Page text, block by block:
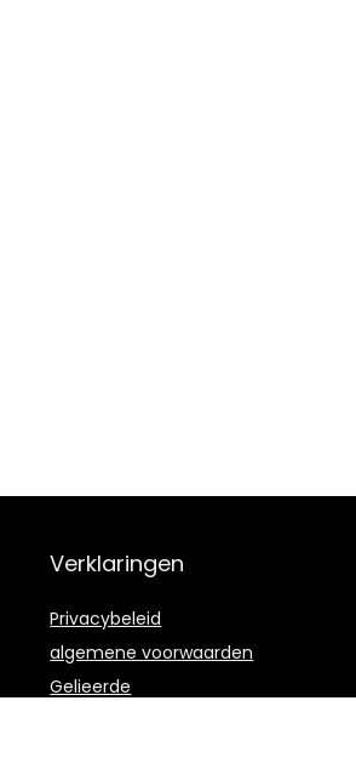
Verklaringen
Privacybeleid
algemene voorwaarden
Gelieerde